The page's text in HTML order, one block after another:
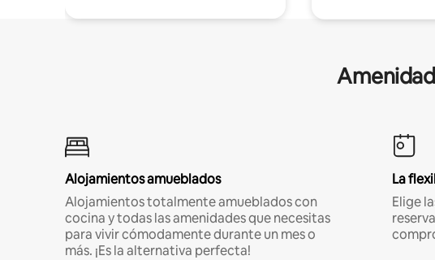
Alojamientos amueblados
Alojamientos totalmente amueblados con
cocina y todas las amenidades que necesitas
para vivir cómodamente durante un mes o
más. ¡Es la alternativa perfecta!
La
Elige